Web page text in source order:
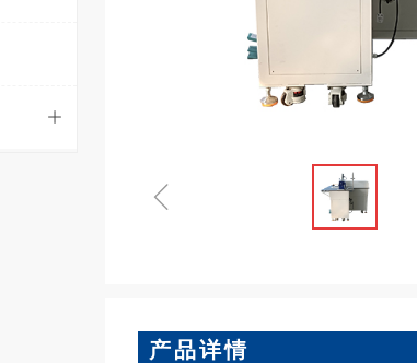
ꁆ
产品详情
ꄶ